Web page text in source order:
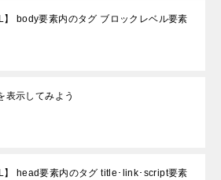
】 body要素内のタグ ブロックレベル要素
表示してみよう
】 head要素内のタグ title･link･script要素